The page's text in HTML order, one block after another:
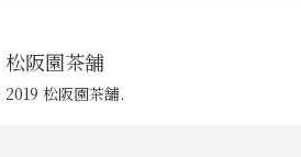
松阪園茶舗
松阪園茶舗.